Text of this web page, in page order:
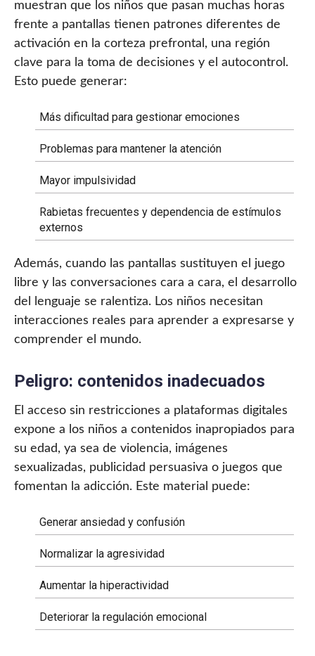
muestran que los niños que pasan muchas horas
frente a pantallas tienen patrones diferentes de
activación en la corteza prefrontal, una región
clave para la toma de decisiones y el autocontrol.
Esto puede generar:
Más dificultad para gestionar emociones
Problemas para mantener la atención
Mayor impulsividad
Rabietas frecuentes y dependencia de estímulos
externos
Además, cuando las pantallas sustituyen el juego
libre y las conversaciones cara a cara, el desarrollo
del lenguaje se ralentiza. Los niños necesitan
interacciones reales para aprender a expresarse y
comprender el mundo.
Peligro: contenidos inadecuados
El acceso sin restricciones a plataformas digitales
expone a los niños a contenidos inapropiados para
su edad, ya sea de violencia, imágenes
sexualizadas, publicidad persuasiva o juegos que
fomentan la adicción. Este material puede:
Generar ansiedad y confusión
Normalizar la agresividad
Aumentar la hiperactividad
Deteriorar la regulación emocional